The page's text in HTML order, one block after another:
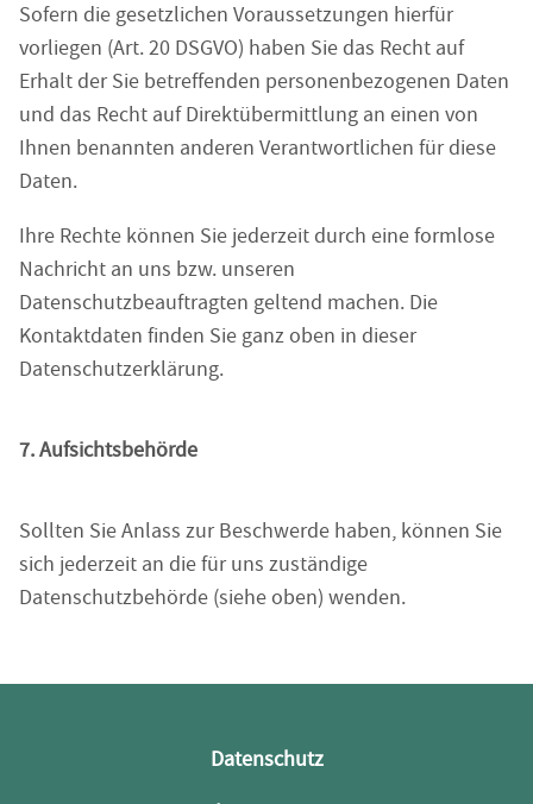
Sofern die gesetzlichen Voraussetzungen hierfür
vorliegen (Art. 20 DSGVO) haben Sie das Recht auf
Erhalt der Sie betreffenden personenbezogenen Daten
und das Recht auf Direktübermittlung an einen von
Ihnen benannten anderen Verantwortlichen für diese
Daten.
Ihre Rechte können Sie jederzeit durch eine formlose
Nachricht an uns bzw. unseren
Datenschutzbeauftragten geltend machen. Die
Kontaktdaten finden Sie ganz oben in dieser
Datenschutzerklärung.
7. Aufsichtsbehörde
Sollten Sie Anlass zur Beschwerde haben, können Sie
sich jederzeit an die für uns zuständige
Datenschutzbehörde (siehe oben) wenden.
Datenschutz